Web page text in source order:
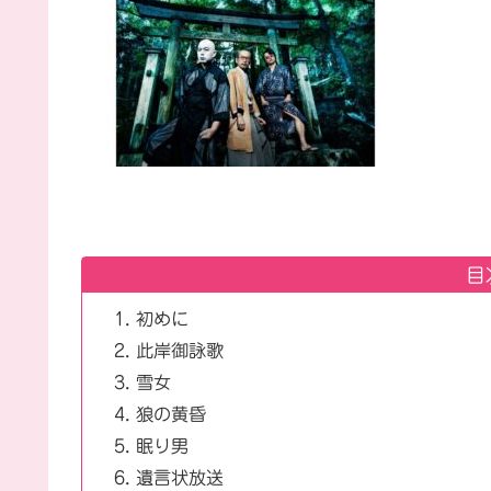
目
初めに
此岸御詠歌
雪女
狼の黄昏
眠り男
遺言状放送